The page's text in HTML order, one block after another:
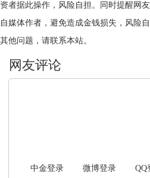
资者据此操作，风险自担。同时提醒网
自媒体作者，避免造成金钱损失，风险
其他问题，请联系本站。
中金登录 微博登录 QQ